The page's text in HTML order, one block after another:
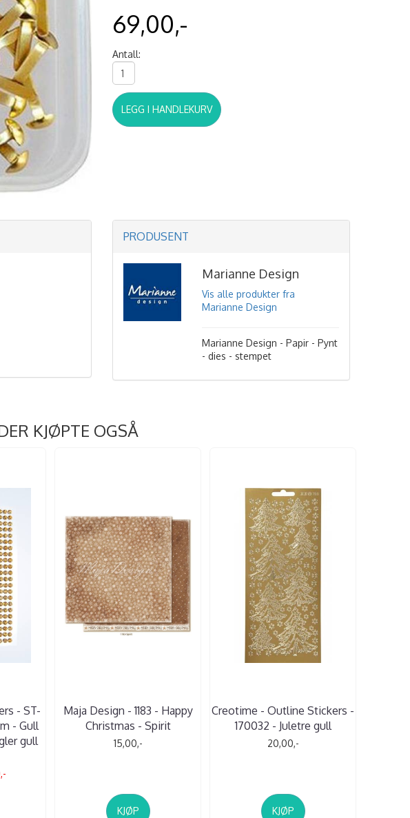
69,00,-
Antall:
LEGG I HANDLEKURV
PRODUSENT
Marianne Design
Vis alle produkter fra
Marianne Design
Marianne Design - Papir - Pynt
- dies - stempet
KJØPTE OGSÅ
- ST-
- Gull
gull
Maja Design - 1183 - Happy
Christmas - Spirit
15,00,-
KJØP
Creotime - Outline Stickers -
170032 - Juletre gull
20,00,-
KJØP